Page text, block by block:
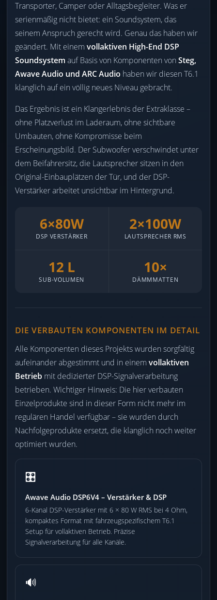
Transporter, Camper oder Alltagsbegleiter. Was er
serienmäßig nicht bietet: ein Soundsystem, das
seinem Anspruch gerecht wird. Genau das haben wir
geändert. Mit einem vollaktiven High-End DSP
Soundsystem auf Basis von Komponenten von Steg,
Awave Audio und ARC Audio haben wir diesen T6.1
klanglich auf ein völlig neues Niveau gebracht.
Das Ergebnis ist ein Klangerlebnis der Extraklasse –
ohne Platzverlust im Laderaum, ohne sichtbare
Umbauten, ohne Kompromisse beim
Erscheinungsbild. Der Subwoofer verschwindet unter
dem Beifahrersitz, die Lautsprecher sitzen in den
Original-Einbauplätzen der Tür, und der DSP-
Verstärker arbeitet unsichtbar im Hintergrund.
6×80W
DSP VERSTÄRKER
2×100W
LAUTSPRECHER RMS
12 L
SUB-VOLUMEN
10×
DÄMMMATTEN
DIE VERBAUTEN KOMPONENTEN IM DETAIL
Alle Komponenten dieses Projekts wurden sorgfältig
aufeinander abgestimmt und in einem vollaktiven
Betrieb mit dedizierter DSP-Signalverarbeitung
betrieben. Wichtiger Hinweis: Die hier verbauten
Einzelprodukte sind in dieser Form nicht mehr im
regulären Handel verfügbar – sie wurden durch
Nachfolgeprodukte ersetzt, die klanglich noch weiter
optimiert wurden.
🎛️
Awave Audio DSP6V4 – Verstärker & DSP
6-Kanal DSP-Verstärker mit 6 × 80 W RMS bei 4 Ohm,
kompaktes Format mit fahrzeugspezifischem T6.1
Setup für vollaktiven Betrieb. Präzise
Signalverarbeitung für alle Kanäle.
🔊